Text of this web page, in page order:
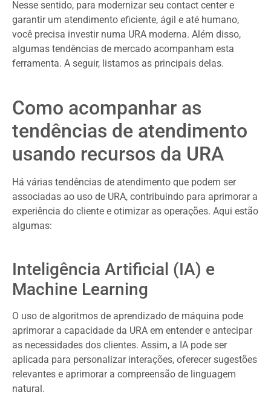
Nesse sentido, para modernizar seu contact center e
garantir um atendimento eficiente, ágil e até humano,
você precisa investir numa URA moderna. Além disso,
algumas tendências de mercado acompanham esta
ferramenta. A seguir, listamos as principais delas.
Como acompanhar as
tendências de atendimento
usando recursos da URA
Há várias tendências de atendimento que podem ser
associadas ao uso de URA, contribuindo para aprimorar a
experiência do cliente e otimizar as operações. Aqui estão
algumas:
Inteligência Artificial (IA) e
Machine Learning
O uso de algoritmos de aprendizado de máquina pode
aprimorar a capacidade da URA em entender e antecipar
as necessidades dos clientes. Assim, a IA pode ser
aplicada para personalizar interações, oferecer sugestões
relevantes e aprimorar a compreensão de linguagem
natural.